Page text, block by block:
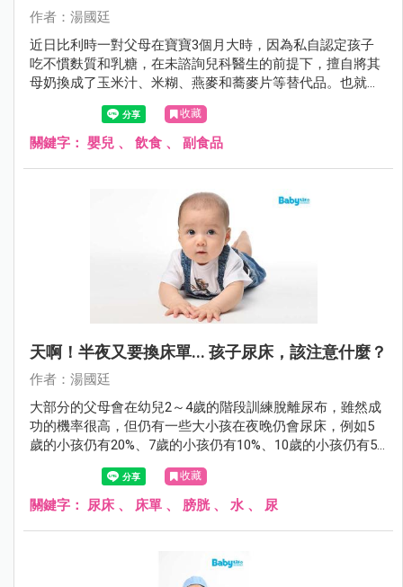
作者：湯國廷
近日比利時一對父母在寶寶3個月大時，因為私自認定孩子
吃不慣麩質和乳糖，在未諮詢兒科醫生的前提下，擅自將其
母奶換成了玉米汁、米糊、燕麥和蕎麥片等替代品。也就是
用植物奶代替母乳對其進行餵養，不料4個月後，寶寶因營
養不良和嚴重脫水而死亡。收藏
關鍵字： 嬰兒 、 飲食 、 副食品
天啊！半夜又要換床單... 孩子尿床，該注意什麼？
作者：湯國廷
大部分的父母會在幼兒2～4歲的階段訓練脫離尿布，雖然成
功的機率很高，但仍有一些大小孩在夜晚仍會尿床，例如5
歲的小孩仍有20%、7歲的小孩仍有10%、10歲的小孩仍有5%
會尿床。尿床雖然稱不上什麼嚴重的醫療問題，但對父母或
小孩而言，尿床這件事，有時卻是沉重的打擊。
收藏
關鍵字： 尿床 、 床單 、 膀胱、 水 、 尿